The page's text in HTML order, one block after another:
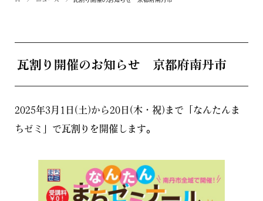
瓦割り開催のお知らせ 京都府南丹市
2025年3月1日(土)から20日(木・祝)まで「なんたんま
ちゼミ」で瓦割りを開催します。